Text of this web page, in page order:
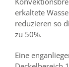
erkaltete
reduzieren so
zu 50%.
Eine